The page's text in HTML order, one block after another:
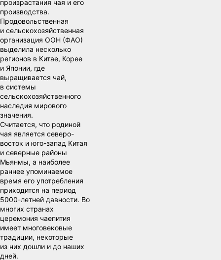
произрастания чая и его
производства.
Продовольственная
и сельскохозяйственная
организация ООН (ФАО)
выделила несколько
регионов в Китае, Корее
и Японии, где
выращивается чай,
в системы
сельскохозяйственного
наследия мирового
значения.
Считается, что родиной
чая является северо-
восток и юго-запад Китая
и северные районы
Мьянмы, а наиболее
раннее упоминаемое
время его употребления
приходится на период
5000-летней давности. Во
многих странах
церемония чаепития
имеет многовековые
традиции, некоторые
из них дошли и до наших
дней.